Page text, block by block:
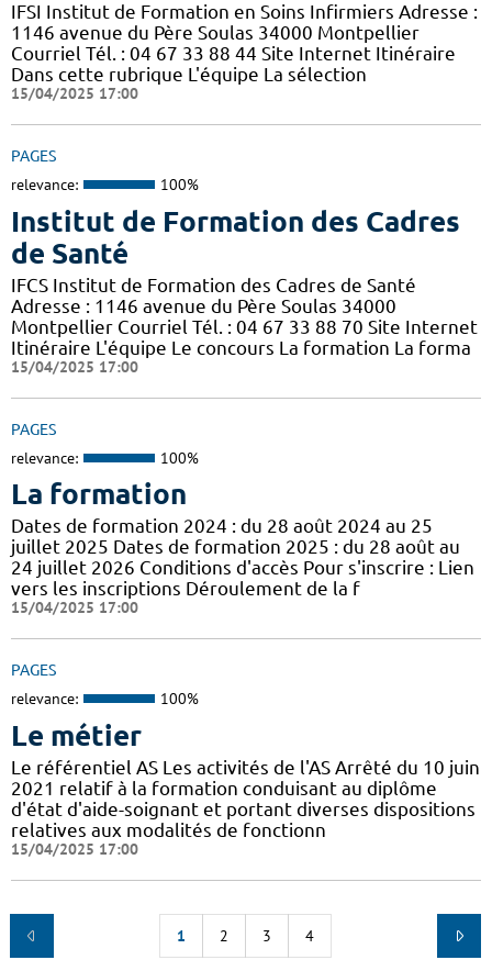
IFSI Institut de Formation en Soins Infirmiers Adresse :
1146 avenue du Père Soulas 34000 Montpellier
Courriel Tél. : 04 67 33 88 44 Site Internet Itinéraire
Dans cette rubrique L'équipe La sélection
15/04/2025 17:00
PAGES
relevance: 100%
Institut de Formation des Cadres
de Santé
IFCS Institut de Formation des Cadres de Santé
Adresse : 1146 avenue du Père Soulas 34000
Montpellier Courriel Tél. : 04 67 33 88 70 Site Internet
Itinéraire L'équipe Le concours La formation La forma
15/04/2025 17:00
PAGES
relevance: 100%
La formation
Dates de formation 2024 : du 28 août 2024 au 25
juillet 2025 Dates de formation 2025 : du 28 août au
24 juillet 2026 Conditions d'accès Pour s'inscrire : Lien
vers les inscriptions Déroulement de la f
15/04/2025 17:00
PAGES
relevance: 100%
Le métier
Le référentiel AS Les activités de l'AS Arrêté du 10 juin
2021 relatif à la formation conduisant au diplôme
d'état d'aide-soignant et portant diverses dispositions
relatives aux modalités de fonctionn
15/04/2025 17:00
1 2 3 4